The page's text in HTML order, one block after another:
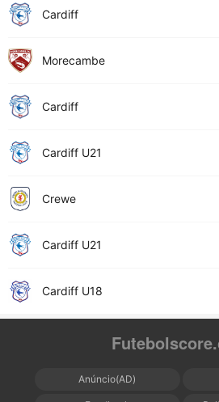
Cardiff
Morecambe
Cardiff
Cardiff U21
Crewe
Cardiff U21
Cardiff U18
Anúncio(AD)